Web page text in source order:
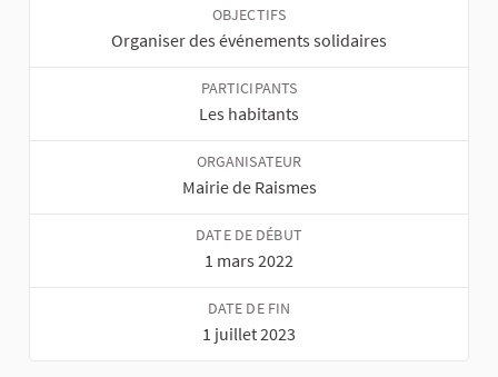
OBJECTIFS
Organiser des événements solidaires
PARTICIPANTS
Les habitants
ORGANISATEUR
Mairie de Raismes
DATE DE DÉBUT
1 mars 2022
DATE DE FIN
1 juillet 2023